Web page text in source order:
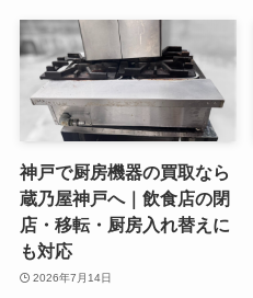
神戸で厨房機器の買取なら
蔵乃屋神戸へ｜飲食店の閉
店・移転・厨房入れ替えに
も対応
2026年7月14日